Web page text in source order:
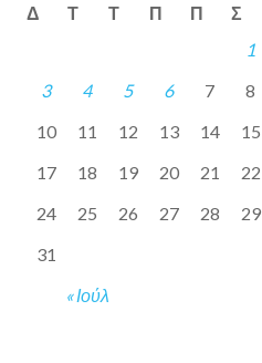
Δ Τ Τ Π Π Σ
« Ιούλ
1
3
4 5 6 7 8
10
11 12 13 14 15
17
18 19 20 21 22
24
25 26 27 28 29
31